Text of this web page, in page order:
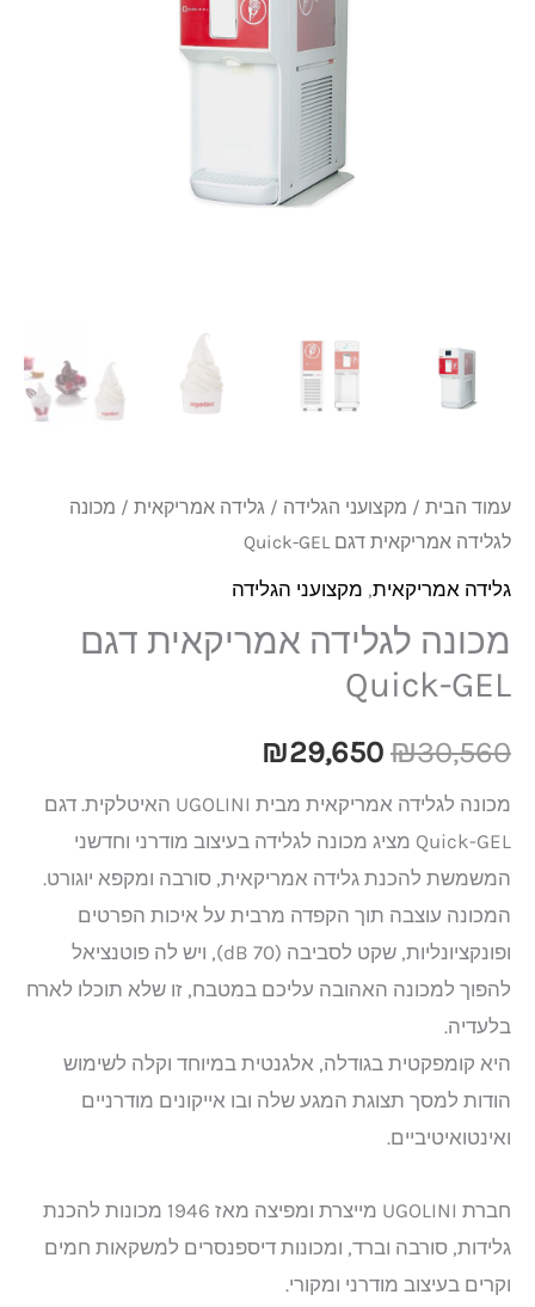
עמוד הבית / מקצועני הגלידה / גלידה אמריקאית / מכונה
לגלידה אמריקאית דגם Quick-GEL
גלידה אמריקאית, מקצועני הגלידה
מכונה לגלידה אמריקאית דגם
Quick-GEL
₪30,560
₪30,560.
₪29,650
₪29,650.
מכונה לגלידה אמריקאית מבית UGOLINI האיטלקית. דגם
Quick-GEL מציג מכונה לגלידה בעיצוב מודרני וחדשני
המשמשת להכנת גלידה אמריקאית, סורבה ומקפא יוגורט.
המכונה עוצבה תוך הקפדה מרבית על איכות הפרטים
ופונקציונליות, שקט לסביבה (70 dB), ויש לה פוטנציאל
להפוך למכונה האהובה עליכם במטבח, זו שלא תוכלו לארח
בלעדיה.
היא קומפקטית בגודלה, אלגנטית במיוחד וקלה לשימוש
הודות למסך תצוגת המגע שלה ובו אייקונים מודרניים
ואינטואיטיביים.
חברת UGOLINI מייצרת ומפיצה מאז 1946 מכונות להכנת
גלידות, סורבה וברד, ומכונות דיספנסרים למשקאות חמים
וקרים בעיצוב מודרני ומקורי.